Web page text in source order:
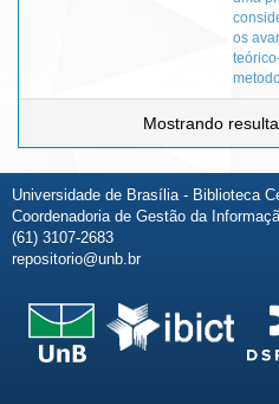
os
Mostrando
Universidade de Brasília - Biblioteca
Coordenadoria de Gestão da
(61) 3107-2683
repositorio@unb.br